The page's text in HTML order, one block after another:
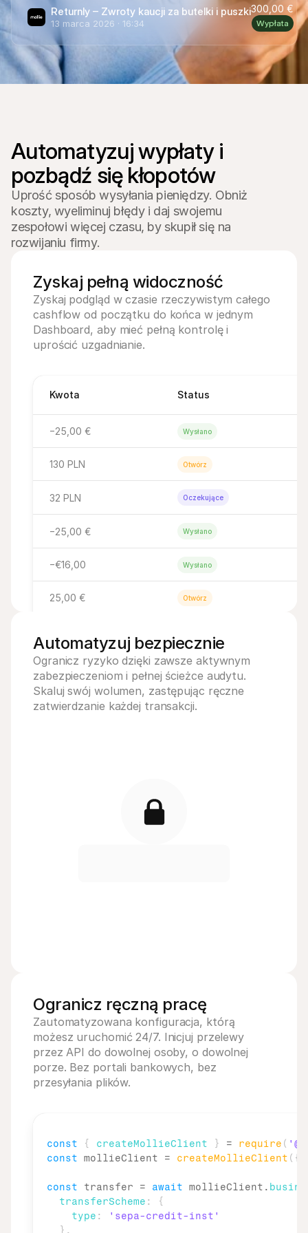
Returnly – Zwroty kaucji za butelki i puszki
13 marca 2026 · 16:34
300,00 €
Wypłata
Automatyzuj wypłaty i
pozbądź się kłopotów
Uprość sposób wysyłania pieniędzy. Obniż
koszty, wyeliminuj błędy i daj swojemu
zespołowi więcej czasu, by skupił się na
rozwijaniu firmy.
Zyskaj pełną widoczność
Zyskaj podgląd w czasie rzeczywistym całego
cashflow od początku do końca w jednym
Dashboard, aby mieć pełną kontrolę i
uprościć uzgadnianie.
Kwota Status
−25,00 € Wysłano
130 PLN Otwórz
32 PLN Oczekujące
−25,00 € Wysłano
−€16,00 Wysłano
25,00 € Otwórz
Automatyzuj bezpiecznie
Ogranicz ryzyko dzięki zawsze aktywnym
zabezpieczeniom i pełnej ścieżce audytu.
Skaluj swój wolumen, zastępując ręczne
zatwierdzanie każdej transakcji.
Ogranicz ręczną pracę
Zautomatyzowana konfiguracja, którą
możesz uruchomić 24/7. Inicjuj przelewy
przez API do dowolnej osoby, o dowolnej
porze. Bez portali bankowych, bez
przesyłania plików.
const { createMollieClient } = require (
const mollieClient = createMollieClient ( {
const transfer = await mollieClient .
transferScheme :
{
type :
'sepa-credit-inst'
} ,
Dla kupujących
Dowiedz się, dlaczego Mollie jest na Twoim wyciągu
bankowym
Dla klientów Mollie
Skontaktuj się z naszym zespołem wsparcia klienta
Skontaktuj się z działem sprzedaży
Dowiedz się, jak możemy pomóc Twojej firmie